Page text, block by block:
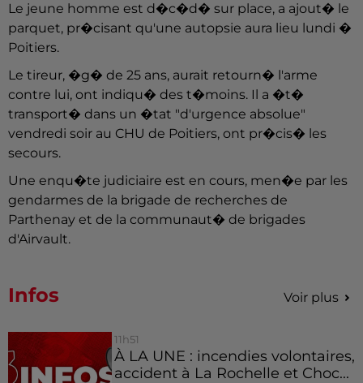
Le jeune homme est d�c�d� sur place, a ajout� le
parquet, pr�cisant qu'une autopsie aura lieu lundi �
Poitiers.
Le tireur, �g� de 25 ans, aurait retourn� l'arme
contre lui, ont indiqu� des t�moins. Il a �t�
transport� dans un �tat "d'urgence absolue"
vendredi soir au CHU de Poitiers, ont pr�cis� les
secours.
Une enqu�te judiciaire est en cours, men�e par les
gendarmes de la brigade de recherches de
Parthenay et de la communaut� de brigades
d'Airvault.
Infos Voir plus
11h51
À LA UNE : incendies volontaires,
accident à La Rochelle et Choc...